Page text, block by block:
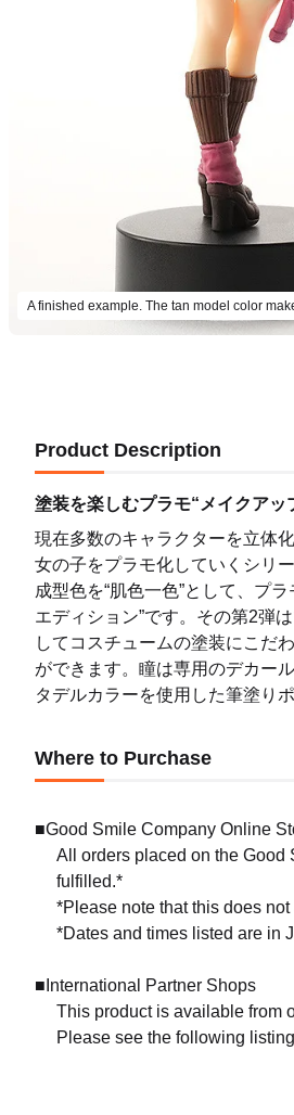
Product Description
塗装を楽しむプラモ“メイクアッ
現在多数のキャラクターを立体
女の子をプラモ化していくシリ
成型色を“肌色一色”として、プ
エディション”です。その第2弾
してコスチュームの塗装にこだ
ができます。瞳は専用のデカー
タデルカラーを使用した筆塗り
Where to Purchase
■Good Smile Company Online
All orders placed on the Good
fulfilled.*
*Please note that this does
*Dates and times listed are in
■International Partner Shops
This product is available from
Please see the following